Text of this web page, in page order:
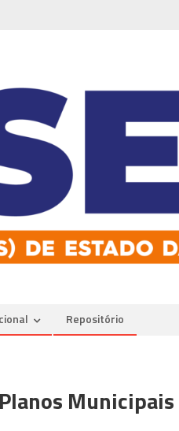
Repositório
Municipais